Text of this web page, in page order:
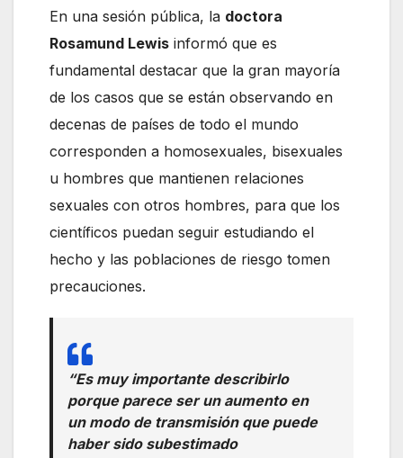
En una sesión pública, la doctora
Rosamund Lewis informó que es
fundamental destacar que la gran mayoría
de los casos que se están observando en
decenas de países de todo el mundo
corresponden a homosexuales, bisexuales
u hombres que mantienen relaciones
sexuales con otros hombres, para que los
científicos puedan seguir estudiando el
hecho y las poblaciones de riesgo tomen
precauciones.
“Es muy importante describirlo
porque parece ser un aumento en
un modo de transmisión que puede
haber sido subestimado